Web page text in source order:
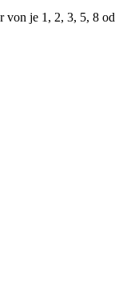
von je 1, 2, 3, 5, 8